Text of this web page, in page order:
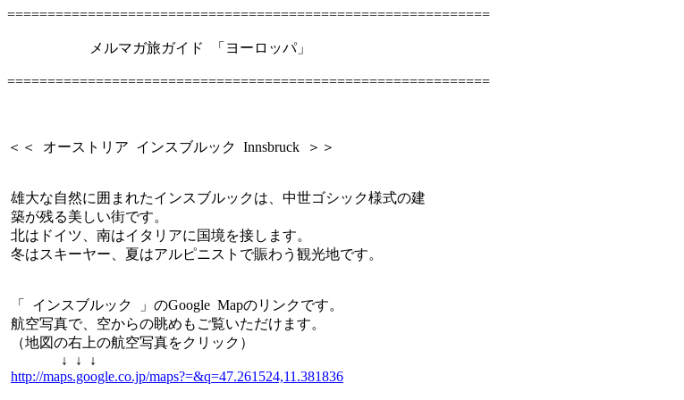
============================================================
メルマガ旅ガイド 「ヨーロッパ」
============================================================
＜＜ オーストリア インスブルック Innsbruck ＞＞
雄大な自然に囲まれたインスブルックは、中世ゴシック様式の建
築が残る美しい街です。
北はドイツ、南はイタリアに国境を接します。
冬はスキーヤー、夏はアルピニストで賑わう観光地です。
「 インスブルック 」のGoogle Mapのリンクです。
航空写真で、空からの眺めもご覧いただけます。
（地図の右上の航空写真をクリック）
↓ ↓ ↓
http://maps.google.co.jp/maps?=&q=47.261524,11.381836